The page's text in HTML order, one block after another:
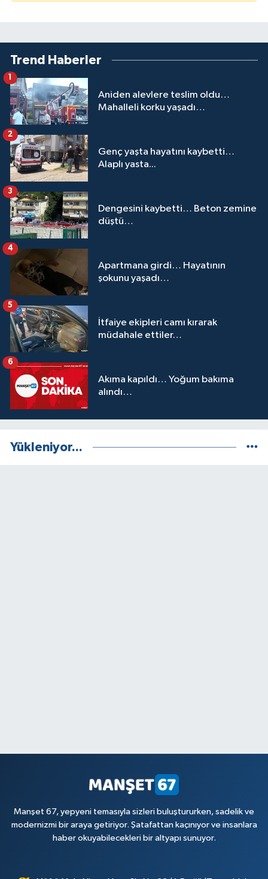
Trend Haberler
Aniden alevlere teslim oldu…
Mahalleli korku yaşadı…
1
Genç yaşta hayatını kaybetti…
Alaplı yasta...
2
Dengesini kaybetti… Beton zemine
düştü…
3
Apartmana girdi… Hayatının
şokunu yaşadı…
4
İtfaiye ekipleri camı kırarak
müdahale ettiler…
5
Akıma kapıldı… Yoğum bakıma
alındı…
6
Yükleniyor...
Manşet 67, yepyeni temasıyla sizleri buluştururken, sadelik ve
modernizmi bir araya getiriyor. Şatafattan kaçınıyor ve insanlara
haber okuyabilecekleri bir altyapı sunuyor.